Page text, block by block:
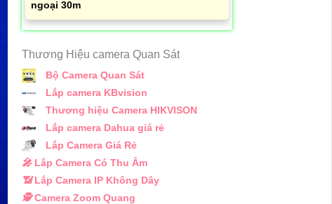
ngoại 30m
Thương Hiệu camera Quan Sát
Bộ Camera Quan Sát
Lắp camera KBvision
Thương hiệu Camera HIKVISON
Lắp camera Dahua giá rẻ
Lắp Camera Giá Rẻ
️🎤️ Lắp Camera Có Thu Âm
📶Lắp Camera IP Không Dây
🕵️Camera Zoom Quang